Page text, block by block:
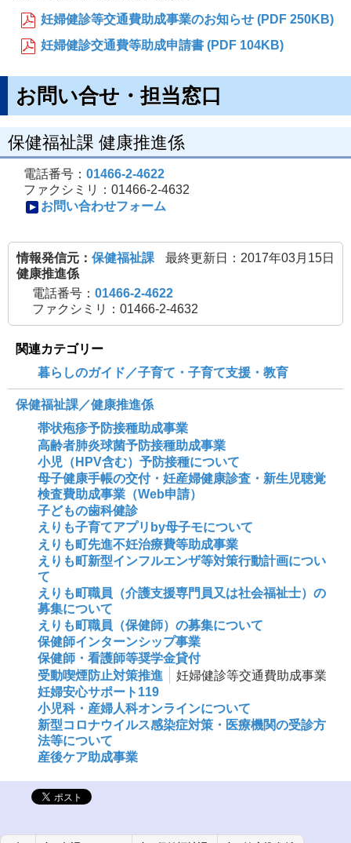
妊婦健診等交通費助成事業のお知らせ (PDF 250KB)
妊婦健診交通費等助成申請書 (PDF 104KB)
お問い合せ・担当窓口
保健福祉課 健康推進係
電話番号： 01466-2-4622
ファクシミリ：01466-2-4632
お問い合わせフォーム
最終更新日：2017年03月15日
情報発信元： 保健福祉課
健康推進係
電話番号： 01466-2-4622
ファクシミリ：01466-2-4632
関連カテゴリー
暮らしのガイド／子育て・子育て支援・教育
保健福祉課／健康推進係
帯状疱疹予防接種助成事業
高齢者肺炎球菌予防接種助成事業
小児（HPV含む）予防接種について
母子健康手帳の交付・妊産婦健康診査・新生児聴覚
検査費助成事業（Web申請）
子どもの歯科健診
えりも子育てアプリby母子モについて
えりも町先進不妊治療費等助成事業
えりも町新型インフルエンザ等対策行動計画につい
て
えりも町職員（介護支援専門員又は社会福祉士）の
募集について
えりも町職員（保健師）の募集について
保健師インターンシップ事業
保健師・看護師等奨学金貸付
受動喫煙防止対策推進
妊婦健診等交通費助成事業
妊婦安心サポート119
小児科・産婦人科オンラインについて
新型コロナウイルス感染症対策・医療機関の受診方
法等について
産後ケア助成事業